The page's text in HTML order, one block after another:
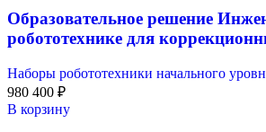
Образовательное решение
робототехнике для
Наборы робототехники начального
980 400 ₽
В корзину